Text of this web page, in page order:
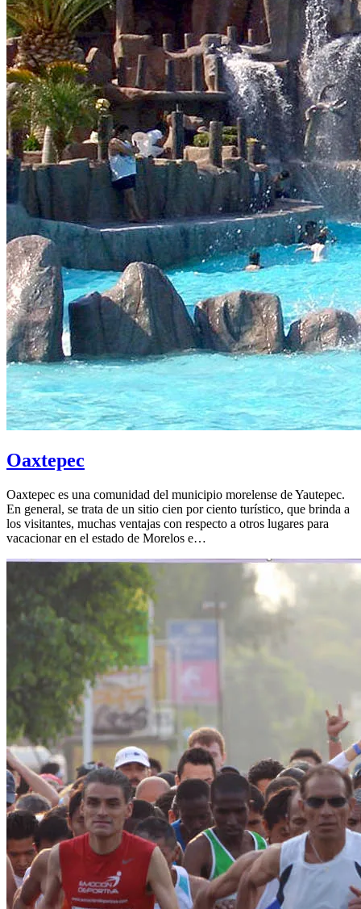
Oaxtepec
Oaxtepec es una comunidad del municipio morelense de Yautepec.
En general, se trata de un sitio cien por ciento turístico, que brinda a
los visitantes, muchas ventajas con respecto a otros lugares para
vacacionar en el estado de Morelos e…